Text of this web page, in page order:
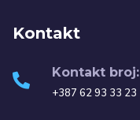
Kontakt
Kontakt broj:
+387 62 93 33 23